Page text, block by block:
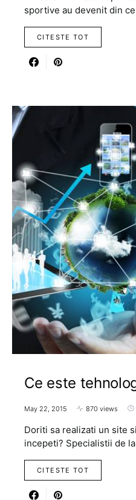
sportive au devenit din
CITESTE TOT
Ce este
May 22, 2015 870 views
Doriti sa realizati un site
incepeti? Specialistii de
CITESTE TOT